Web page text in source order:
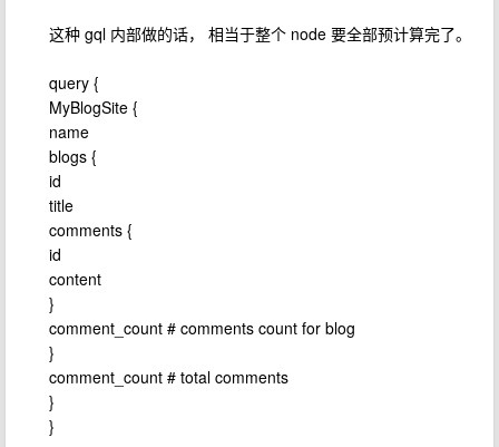
这种 gql 内部做的话， 相当于整个 node 要全部预计算完了。
query {
MyBlogSite {
name
blogs {
id
title
comments {
id
content
}
comment_count # comments count for blog
}
comment_count # total comments
}
}